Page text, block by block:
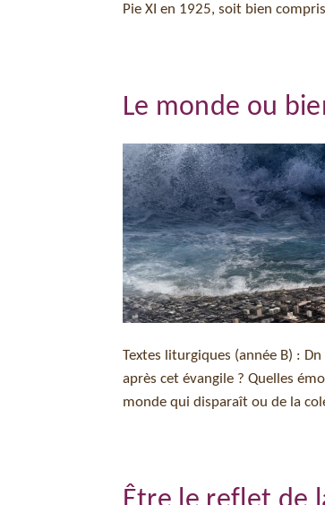
Pie XI en 1925, soit bien
Le monde ou
Textes liturgiques (année B) :
après cet évangile ? Quelles
monde qui disparaît ou de la